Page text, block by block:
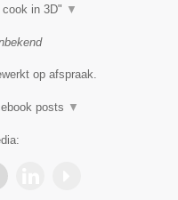
in 3D" ▼
op afspraak.
posts ▼